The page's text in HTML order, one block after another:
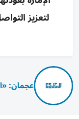
لتعزيز
عجمان: